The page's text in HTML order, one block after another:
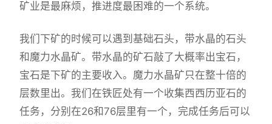
矿业是最麻烦，推进度最困难的一个系统。
我们下矿的时候可以遇到基础石头，带水晶的石头
和魔力水晶矿。带水晶的矿石敲了大概率出宝石，
宝石是下矿的主要收入。魔力水晶矿只在整十倍的
层数里出。我们在铁匠处有一个收集西西历亚石的
任务，分别在26和76层里有一个，完成任务后可以